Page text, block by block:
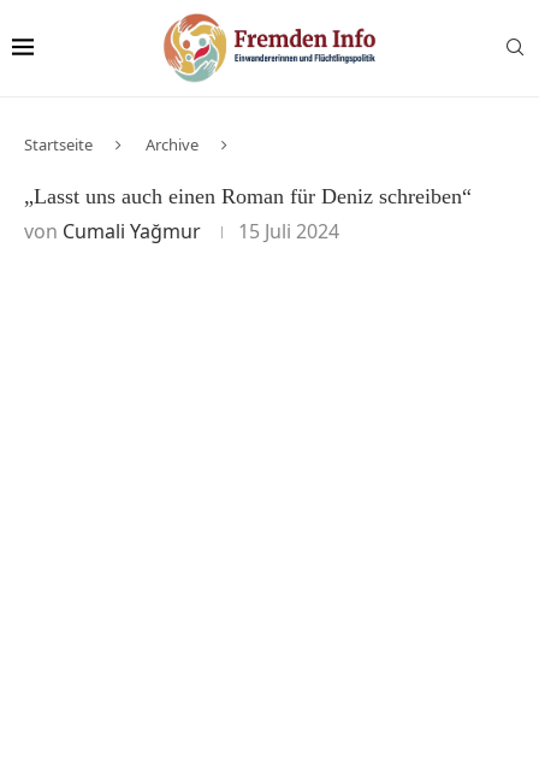
Startseite Archive
„Lasst uns auch einen Roman für Deniz schreiben“
von Cumali Yağmur 15 Juli 2024